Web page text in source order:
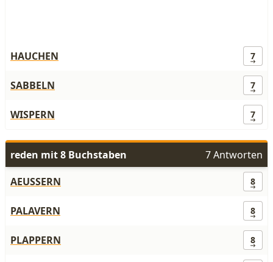
HAUCHEN 7
SABBELN 7
WISPERN 7
reden mit 8 Buchstaben
7 Antworten
AEUSSERN
8
PALAVERN 8
PLAPPERN 8